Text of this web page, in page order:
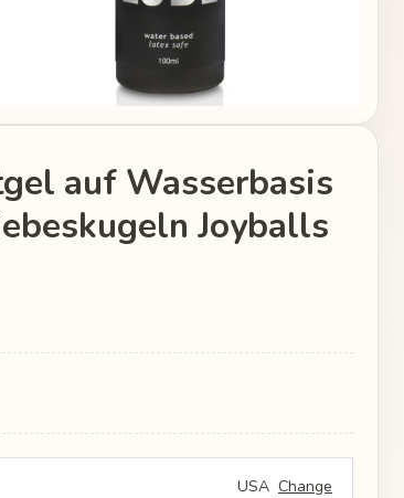
auf Wasserbasis
Joyballs
USA Change